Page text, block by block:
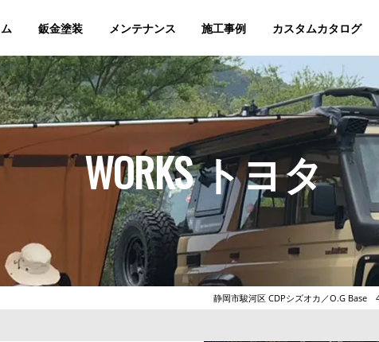
鈑金塗装 メンテナンス 施工事例 カスタムカタログ
WORKS トヨタ
静岡市駿河区 CDPシズオカ／O.G Base